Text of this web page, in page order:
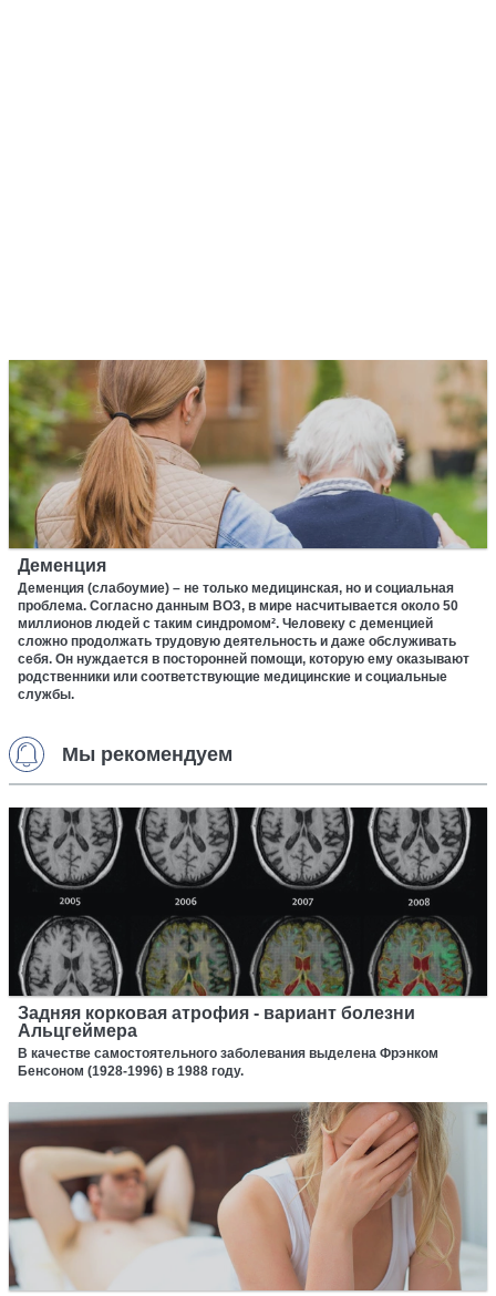
Деменция
Деменция (слабоумие) – не только медицинская, но и социальная
проблема. Согласно данным ВОЗ, в мире насчитывается около 50
миллионов людей с таким синдромом². Человеку с деменцией
сложно продолжать трудовую деятельность и даже обслуживать
себя. Он нуждается в посторонней помощи, которую ему оказывают
родственники или соответствующие медицинские и социальные
службы.
Мы рекомендуем
Задняя корковая атрофия - вариант болезни
Альцгеймера
В качестве самостоятельного заболевания выделена Фрэнком
Бенсоном (1928-1996) в 1988 году.